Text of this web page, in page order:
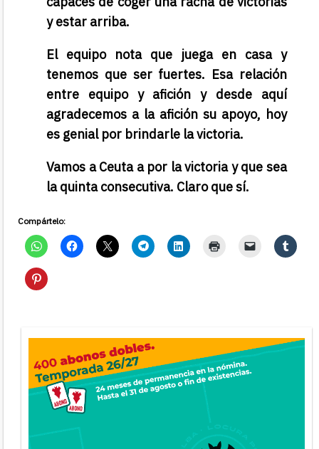
y estar arriba.
El equipo nota que juega en casa y
tenemos que ser fuertes. Esa relación
entre equipo y afición y desde aquí
agradecemos a la afición su apoyo, hoy
es genial por brindarle la victoria.
Vamos a Ceuta a por la victoria y que sea
la quinta consecutiva. Claro que sí.
Compártelo: